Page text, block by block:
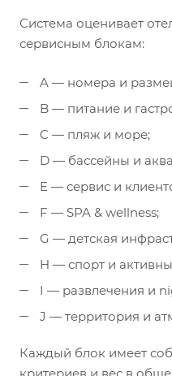
Система оценивает
сервисным блокам:
A — номера и
B — питание и
C — пляж и море;
D — бассейны и
E — сервис и
F — SPA & wellness;
G — детская
H — спорт и
I — развлечения и
J — территория и
Каждый блок имеет